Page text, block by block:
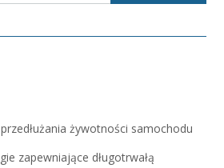
żywotności samochodu
zapewniające długotrwałą